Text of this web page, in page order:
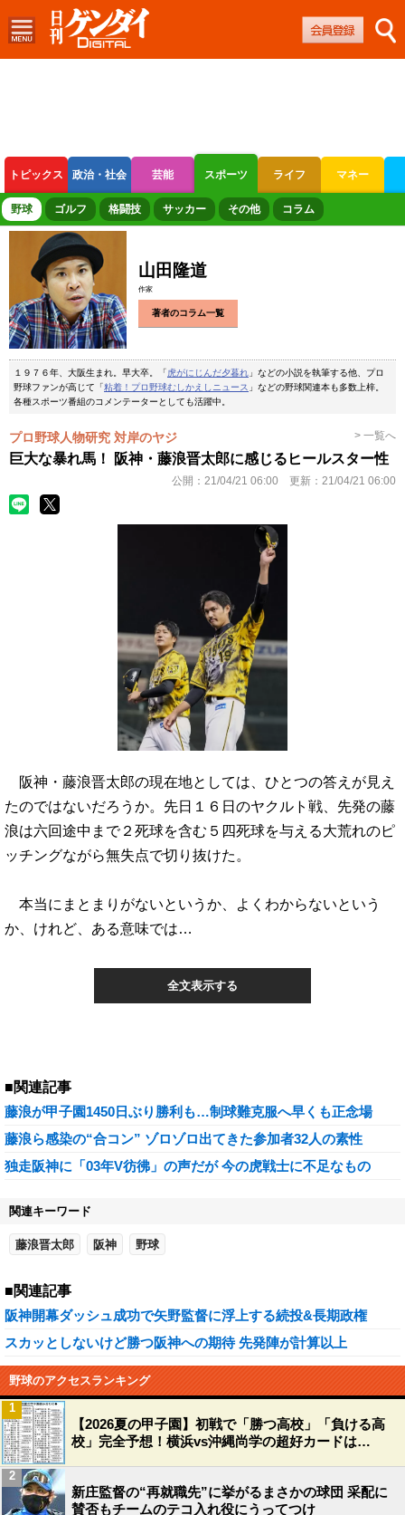
トピックス 政治・社会 芸能 スポーツ ライフ マネー
ボートレース 競輪 オートレース
野球 ゴルフ 格闘技 サッカー その他 コラム
山田隆道
作家
著者のコラム一覧
１９７６年、大阪生まれ。早大卒。「虎がにじんだ夕暮れ 」などの小説を執筆する他、プロ
野球ファンが高じて「粘着！プロ野球むしかえしニュース 」などの野球関連本も多数上梓。
各種スポーツ番組のコメンテーターとしても活躍中。
プロ野球人物研究 対岸のヤジ > 一覧へ
巨大な暴れ馬！ 阪神・藤浪晋太郎に感じるヒールスター性
公開： 21/04/21 06:00 更新： 21/04/21 06:00
阪神・藤浪晋太郎の現在地としては、ひとつの答えが見え
たのではないだろうか。先日１６日のヤクルト戦、先発の藤
浪は六回途中まで２死球を含む５四死球を与える大荒れのピ
ッチングながら無失点で切り抜けた。
本当にまとまりがないというか、よくわからないという
か、けれど、ある意味では…
全文表示する
■関連記事
藤浪が甲子園1450日ぶり勝利も…制球難克服へ早くも正念場
藤浪ら感染の“合コン” ゾロゾロ出てきた参加者32人の素性
独走阪神に「03年V彷彿」の声だが 今の虎戦士に不足なもの
関連キーワード
藤浪晋太郎 阪神 野球
■関連記事
阪神開幕ダッシュ成功で矢野監督に浮上する続投&長期政権
スカッとしないけど勝つ阪神への期待 先発陣が計算以上
野球のアクセスランキング
【2026夏の甲子園】初戦で「勝つ高校」「負ける高
校」完全予想！横浜vs沖縄尚学の超好カードは…
1
新庄監督の“再就職先”に挙がるまさかの球団 采配に
賛否もチームのテコ入れ役にうってつけ
2